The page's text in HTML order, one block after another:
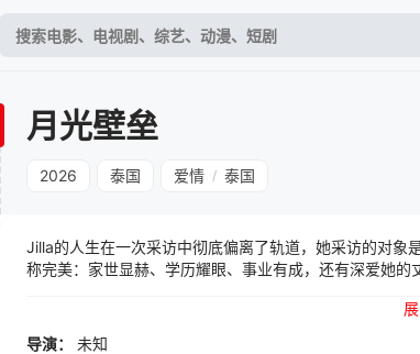
月光壁垒
2026 泰国 爱情 / 泰国
Jilla的人生在一次采访中彻底偏离了轨道，她采访的对
称完美：家世显赫、学历耀眼、事业有成，还有深爱她
症的姑母安危成了对方要挟的筹码，她不得不妥协，
面，Jilla发现了一个足以颠覆认知的惊人秘密，那个众人
导演：
未知